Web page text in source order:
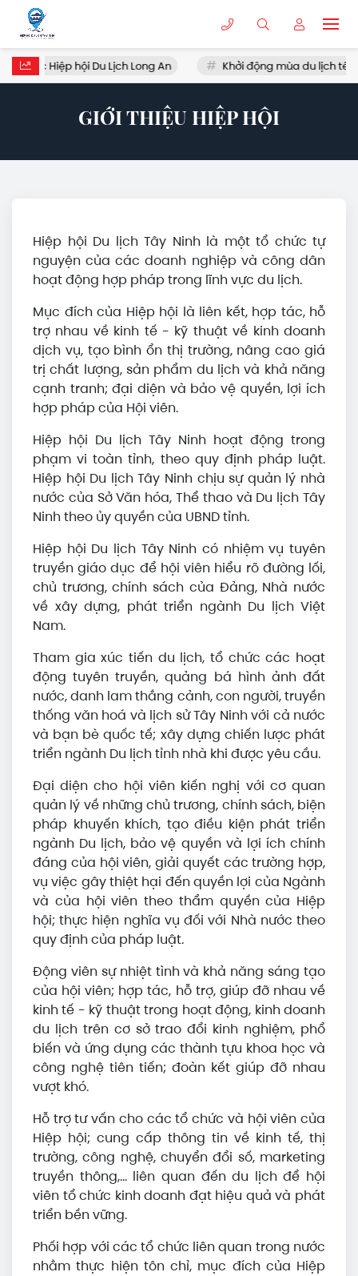
Hiệp hội Du Lịch Long An Khởi động mùa du lịch tết
GIỚI THIỆU HIỆP HỘI
Hiệp hội Du lịch Tây Ninh là một tổ chức tự
nguyện của các doanh nghiệp và công dân
hoạt động hợp pháp trong lĩnh vực du lịch.
Mục đích của Hiệp hội là liên kết, hợp tác, hỗ
trợ nhau về kinh tế - kỹ thuật về kinh doanh
dịch vụ, tạo bình ổn thị trường, nâng cao giá
trị chất lượng, sản phẩm du lịch và khả năng
cạnh tranh; đại diện và bảo vệ quyền, lợi ích
hợp pháp của Hội viên.
Hiệp hội Du lịch Tây Ninh hoạt động trong
phạm vi toàn tỉnh, theo quy định pháp luật.
Hiệp hội Du lịch Tây Ninh chịu sự quản lý nhà
nước của Sở Văn hóa, Thể thao và Du lịch Tây
Ninh theo ủy quyền của UBND tỉnh.
Hiệp hội Du lịch Tây Ninh có nhiệm vụ tuyên
truyền giáo dục để hội viên hiểu rõ đường lối,
chủ trương, chính sách của Đảng, Nhà nước
về xây dựng, phát triển ngành Du lịch Việt
Nam.
Tham gia xúc tiến du lịch, tổ chức các hoạt
động tuyên truyền, quảng bá hình ảnh đất
nước, danh lam thắng cảnh, con người, truyền
thống văn hoá và lịch sử Tây Ninh với cả nước
và bạn bè quốc tế; xây dựng chiến lược phát
triển ngành Du lịch tỉnh nhà khi được yêu cầu.
Đại diện cho hội viên kiến nghị với cơ quan
quản lý về những chủ trương, chính sách, biện
pháp khuyến khích, tạo điều kiện phát triển
ngành Du lịch, bảo vệ quyền và lợi ích chính
đáng của hội viên, giải quyết các trường hợp,
vụ việc gây thiệt hại đến quyền lợi của Ngành
và của hội viên theo thẩm quyền của Hiệp
hội; thực hiện nghĩa vụ đối với Nhà nước theo
quy định của pháp luật.
Động viên sự nhiệt tình và khả năng sáng tạo
của hội viên; hợp tác, hỗ trợ, giúp đỡ nhau về
kinh tế - kỹ thuật trong hoạt động, kinh doanh
du lịch trên cơ sở trao đổi kinh nghiệm, phổ
biến và ứng dụng các thành tựu khoa học và
công nghệ tiên tiến; đoàn kết giúp đỡ nhau
vượt khó.
Hỗ trợ tư vấn cho các tổ chức và hội viên của
Hiệp hội; cung cấp thông tin về kinh tế, thị
trường, công nghệ, chuyển đổi số, marketing
truyền thông,… liên quan đến du lịch để hội
viên tổ chức kinh doanh đạt hiệu quả và phát
triển bền vững.
Phối hợp với các tổ chức liên quan trong nước
nhằm thực hiện tôn chỉ, mục đích của Hiệp